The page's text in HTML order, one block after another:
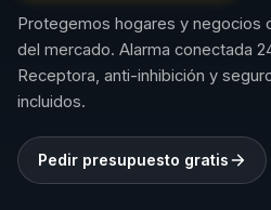
Protegemos hogares y negocios
del mercado. Alarma conectada
Receptora, anti-inhibición y
incluidos.
Pedir presupuesto gratis